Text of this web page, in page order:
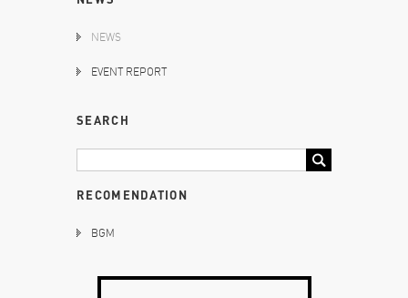
NEWS
EVENT REPORT
SEARCH
RECOMENDATION
BGM